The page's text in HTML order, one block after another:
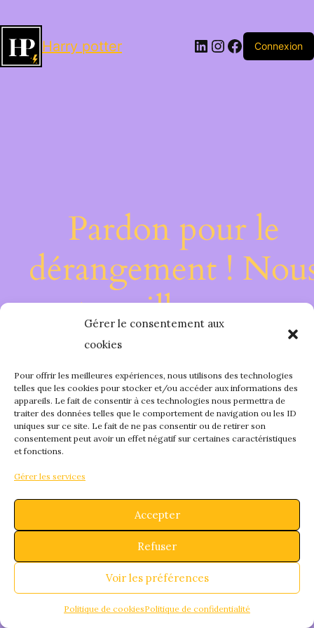
Gérer le consentement aux
cookies
Pour offrir les meilleures expériences, nous utilisons des technologies
telles que les cookies pour stocker et/ou accéder aux informations des
appareils. Le fait de consentir à ces technologies nous permettra de
traiter des données telles que le comportement de navigation ou les ID
uniques sur ce site. Le fait de ne pas consentir ou de retirer son
consentement peut avoir un effet négatif sur certaines caractéristiques
et fonctions.
Gérer les services
Accepter
Refuser
Voir les préférences
Politique de cookiesPolitique de confidentialité
Harry potter LinkedIn
Instagram
Facebook
Connexion
Pardon pour le
dérangement !
travaillons sur
quelque chose de
fantastique –
bientôt !